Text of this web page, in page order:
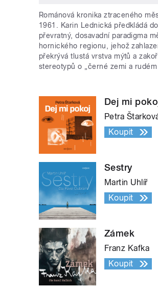
Románová kronika ztraceného
1961. Karin Lednická předkládá
převratný, dosavadní paradigma
hornického regionu, jehož
překrývá tlustá vrstva mýtů a
stereotypů o „černé zemi a rudém
Dej mi
Petra
Koupit
Sestry
Martin Uhlíř
Koupit
Zámek
Franz Kafka
Koupit